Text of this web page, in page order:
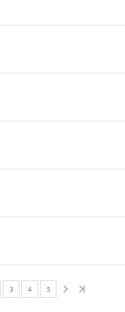
3 4 5